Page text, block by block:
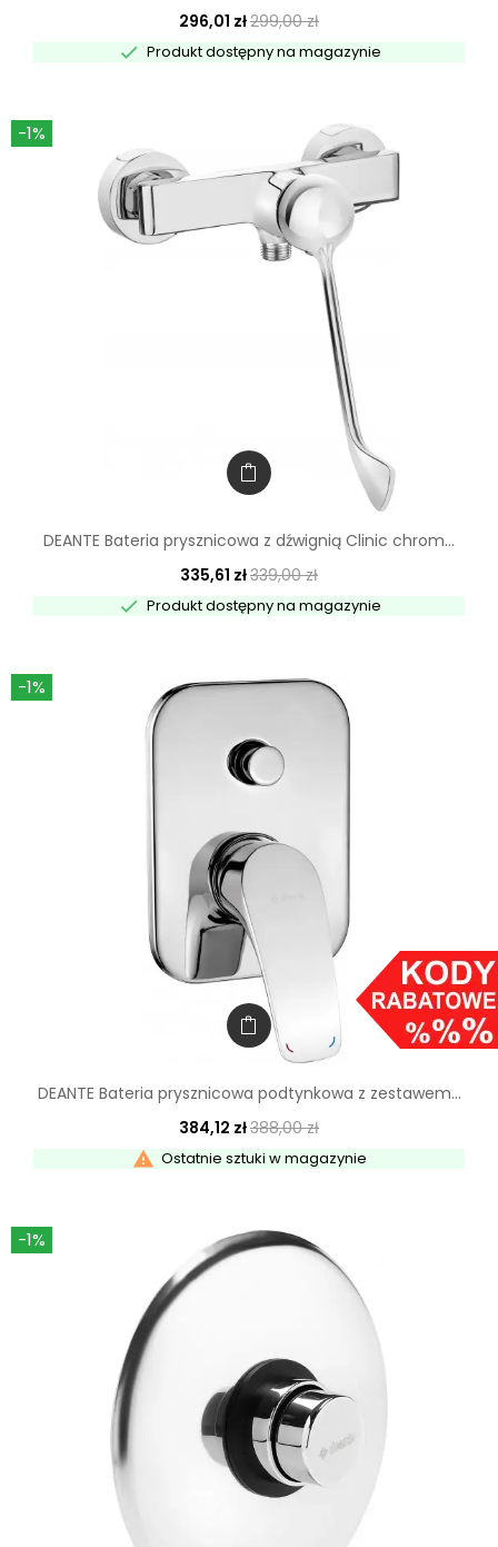
296,01 zł299,00 zł
 Produkt dostępny na magazynie
-1%
DEANTE Bateria prysznicowa z dźwignią Clinic chrom...
335,61 zł339,00 zł
 Produkt dostępny na magazynie
-1%
DEANTE Bateria prysznicowa podtynkowa z zestawem...
384,12 zł388,00 zł
 Ostatnie sztuki w magazynie
-1%